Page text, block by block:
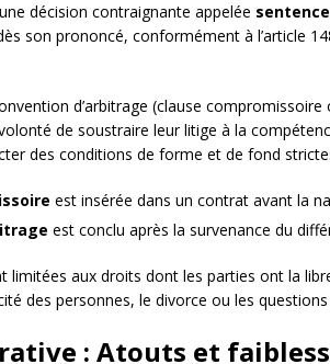
décision contraignante appelée
son prononcé, conformément à l’article
d’arbitrage (clause
de soustraire leur litige à la
des conditions de forme et de fond
est insérée dans un contrat avant la
est conclu après la survenance du
limitées aux droits dont les parties ont la
des personnes, le divorce ou les questions
: Atouts et